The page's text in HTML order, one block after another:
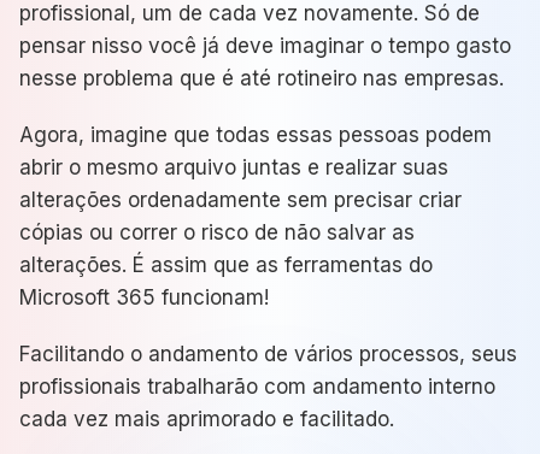
profissional, um de cada vez novamente. Só de
pensar nisso você já deve imaginar o tempo gasto
nesse problema que é até rotineiro nas empresas.
Agora, imagine que todas essas pessoas podem
abrir o mesmo arquivo juntas e realizar suas
alterações ordenadamente sem precisar criar
cópias ou correr o risco de não salvar as
alterações. É assim que as ferramentas do
Microsoft 365 funcionam!
Facilitando o andamento de vários processos, seus
profissionais trabalharão com andamento interno
cada vez mais aprimorado e facilitado.